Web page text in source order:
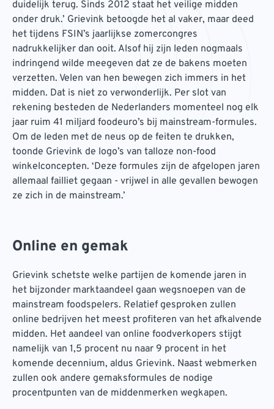
duidelijk terug. Sinds 2012 staat het veilige midden
onder druk.’ Grievink betoogde het al vaker, maar deed
het tijdens FSIN’s jaarlijkse zomercongres
nadrukkelijker dan ooit. Alsof hij zijn leden nogmaals
indringend wilde meegeven dat ze de bakens moeten
verzetten. Velen van hen bewegen zich immers in het
midden. Dat is niet zo verwonderlijk. Per slot van
rekening besteden de Nederlanders momenteel nog elk
jaar ruim 41 miljard foodeuro’s bij mainstream-formules.
Om de leden met de neus op de feiten te drukken,
toonde Grievink de logo’s van talloze non-food
winkelconcepten. ‘Deze formules zijn de afgelopen jaren
allemaal failliet gegaan - vrijwel in alle gevallen bewogen
ze zich in de mainstream.’
Online en gemak
Grievink schetste welke partijen de komende jaren in
het bijzonder marktaandeel gaan wegsnoepen van de
mainstream foodspelers. Relatief gesproken zullen
online bedrijven het meest profiteren van het afkalvende
midden. Het aandeel van online foodverkopers stijgt
namelijk van 1,5 procent nu naar 9 procent in het
komende decennium, aldus Grievink. Naast webmerken
zullen ook andere gemaksformules de nodige
procentpunten van de middenmerken wegkapen.